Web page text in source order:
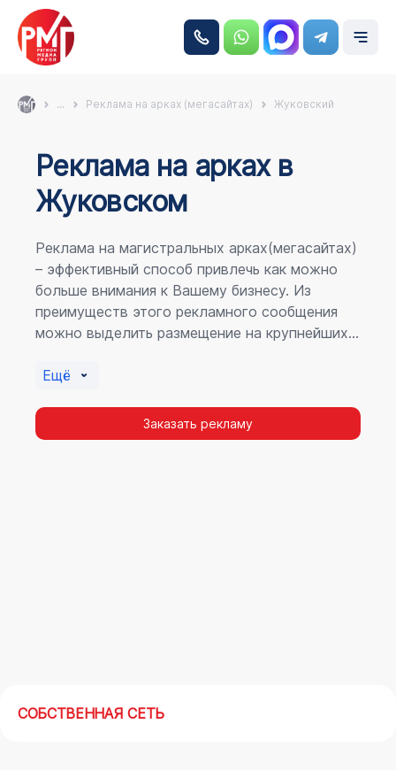
... Реклама на арках (мегасайтах) Жуковский
Реклама на аркаx в
Жуковском
Реклама на магистральных арках(мегасайтах)
– эффективный способ привлечь как можно
больше внимания к Вашему бизнесу. Из
преимуществ этого рекламного сообщения
можно выделить размещение на крупнейших
пешеходному потоку расположение в прямой
повторных контактов.
Ещё
Заказать рекламу
СОБСТВЕННАЯ СЕТЬ